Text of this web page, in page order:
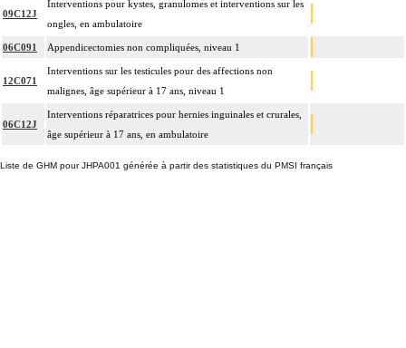
09C12J
Interventions pour kystes, granulomes et interventions sur les
ongles, en ambulatoire
06C091 Appendicectomies non compliquées, niveau 1
12C071
Interventions sur les testicules pour des affections non
malignes, âge supérieur à 17 ans, niveau 1
06C12J
Interventions réparatrices pour hernies inguinales et crurales,
âge supérieur à 17 ans, en ambulatoire
Liste de GHM pour JHPA001 générée à partir des statistiques du PMSI français